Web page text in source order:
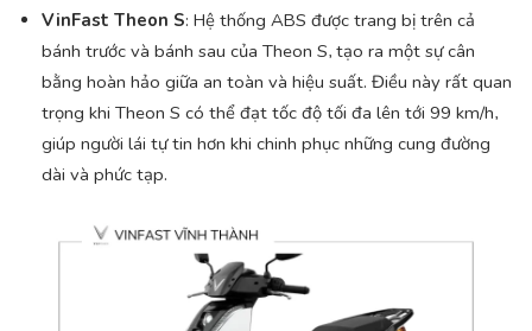
VinFast Theon S: Hệ thống ABS được trang bị trên cả
bánh trước và bánh sau của Theon S, tạo ra một sự cân
bằng hoàn hảo giữa an toàn và hiệu suất. Điều này rất quan
trọng khi Theon S có thể đạt tốc độ tối đa lên tới 99 km/h,
giúp người lái tự tin hơn khi chinh phục những cung đường
dài và phức tạp.